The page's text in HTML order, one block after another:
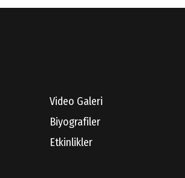
Video Galeri
Biyografiler
Etkinlikler